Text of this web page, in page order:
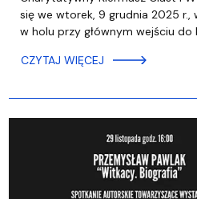
się we wtorek, 9 grudnia 2025
w holu przy głównym wejściu do
CZYTAJ WIĘCEJ